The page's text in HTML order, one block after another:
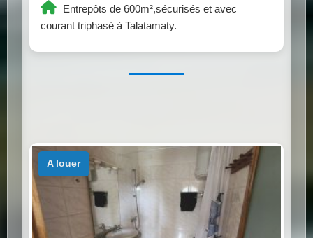
Entrepôts de 600m²,sécurisés et avec
courant triphasé à Talatamaty.
a louer